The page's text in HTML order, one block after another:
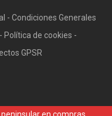
- Condiciones Generales
- Política de cookies -
GPSR